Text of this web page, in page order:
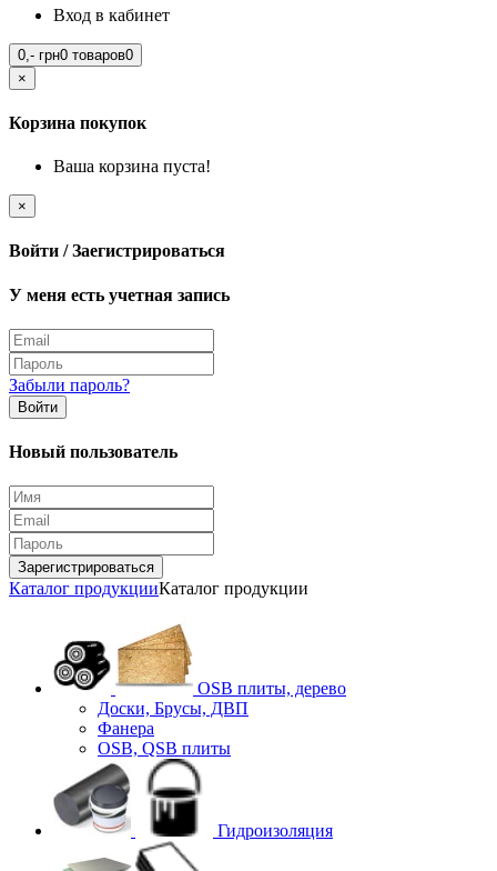
Вход в кабинет
0,- грн0 товаров0
×
Корзина покупок
Ваша корзина пуста!
×
Войти / Заегистрироваться
У меня есть учетная запись
Забыли пароль?
Войти
Новый пользователь
Зарегистрироваться
Каталог продукцииКаталог продукции
OSB плиты, дерево
Доски, Брусы, ДВП
Фанера
OSB, QSB плиты
Гидроизоляция